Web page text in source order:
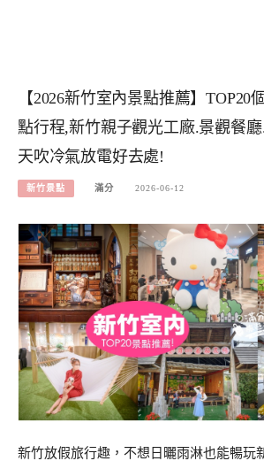
【2026新竹室內景點推薦】TOP20
點行程,新竹親子觀光工廠.景觀餐
天吹冷氣放電好去處!
新竹景點 滿分 2026-06-12
新竹放假旅行趣，不想日曬雨淋也能暢玩